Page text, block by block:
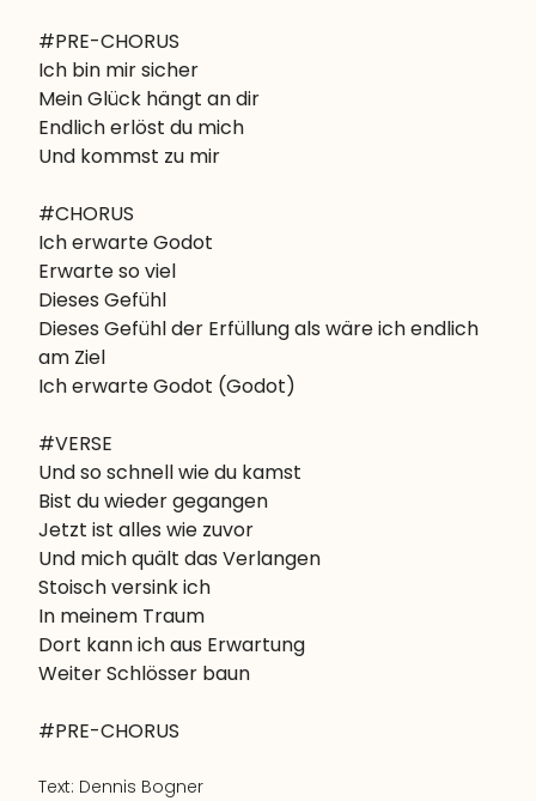
#PRE-CHORUS
Ich bin mir sicher
Mein Glück hängt an dir
Endlich erlöst du mich
Und kommst zu mir
#CHORUS
Ich erwarte Godot
Erwarte so viel
Dieses Gefühl
Dieses Gefühl der Erfüllung als wäre ich endlich
am Ziel
Ich erwarte Godot (Godot)
#VERSE
Und so schnell wie du kamst
Bist du wieder gegangen
Jetzt ist alles wie zuvor
Und mich quält das Verlangen
Stoisch versink ich
In meinem Traum
Dort kann ich aus Erwartung
Weiter Schlösser baun
Text: Dennis Bogner